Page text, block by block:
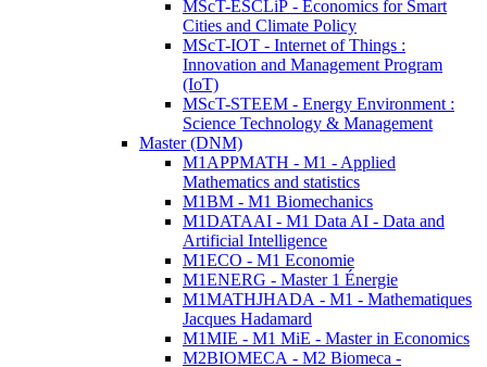
MScT-ESCLiP - Economics for Smart
Cities and Climate Policy
MScT-IOT - Internet of Things :
Innovation and Management Program
(IoT)
MScT-STEEM - Energy Environment :
Science Technology & Management
Master (DNM)
M1APPMATH - M1 - Applied
Mathematics and statistics
M1BM - M1 Biomechanics
M1DATAAI - M1 Data AI - Data and
Artificial Intelligence
M1ECO - M1 Economie
M1ENERG - Master 1 Énergie
M1MATHJHADA - M1 - Mathematiques
Jacques Hadamard
M1MIE - M1 MiE - Master in Economics
M2BIOMECA - M2 Biomeca -